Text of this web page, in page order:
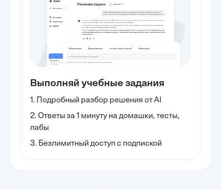
Выполняй учебные задания
1. Подробный разбор решения от AI
2. Ответы за 1 минуту на домашки, тесты,
лабы
3. Безлимитный доступ с подпиской